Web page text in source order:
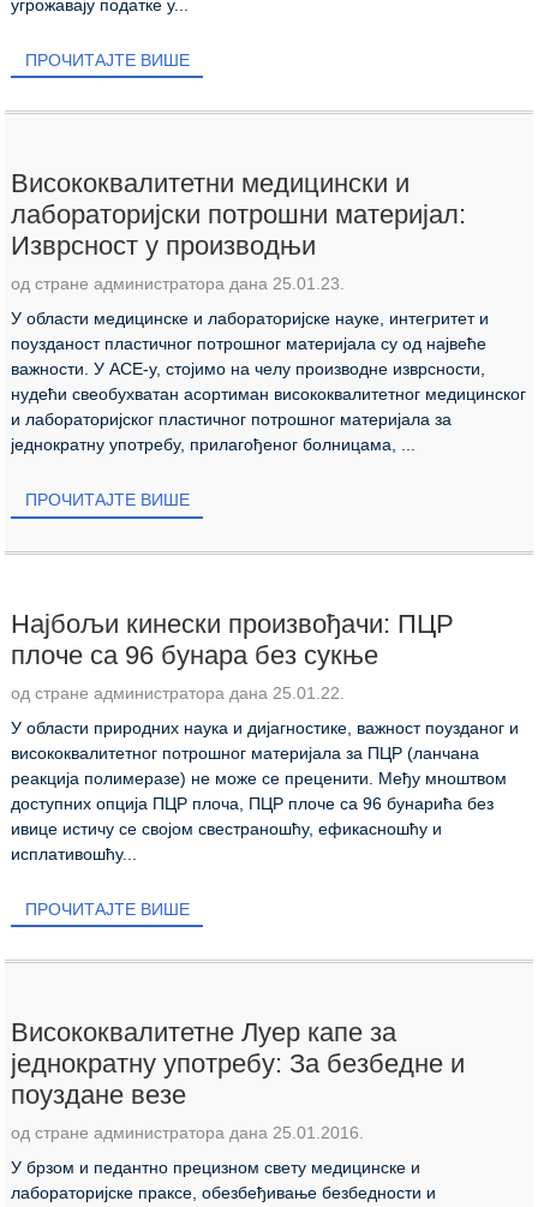
угрожавају податке у...
ПРОЧИТАЈТЕ ВИШЕ
Висококвалитетни медицински и
лабораторијски потрошни материјал:
Изврсност у производњи
од стране администратора дана 25.01.23.
У области медицинске и лабораторијске науке, интегритет и
поузданост пластичног потрошног материјала су од највеће
важности. У ACE-у, стојимо на челу производне изврсности,
нудећи свеобухватан асортиман висококвалитетног медицинског
и лабораторијског пластичног потрошног материјала за
једнократну употребу, прилагођеног болницама, ...
ПРОЧИТАЈТЕ ВИШЕ
Најбољи кинески произвођачи: ПЦР
плоче са 96 бунара без сукње
од стране администратора дана 25.01.22.
У области природних наука и дијагностике, важност поузданог и
висококвалитетног потрошног материјала за ПЦР (ланчана
реакција полимеразе) не може се преценити. Међу мноштвом
доступних опција ПЦР плоча, ПЦР плоче са 96 бунарића без
ивице истичу се својом свестраношћу, ефикасношћу и
исплативошћу...
ПРОЧИТАЈТЕ ВИШЕ
Висококвалитетне Луер капе за
једнократну употребу: За безбедне и
поуздане везе
од стране администратора дана 25.01.2016.
У брзом и педантно прецизном свету медицинске и
лабораторијске праксе, обезбеђивање безбедности и